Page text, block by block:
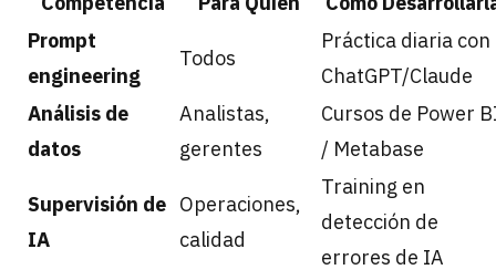
Prompt
engineering
Todos
Práctica diaria con
ChatGPT/Claude
Análisis de
datos
Analistas,
gerentes
Cursos de Power
/ Metabase
Supervisión de
IA
Operaciones,
calidad
Training en
detección de
errores de IA